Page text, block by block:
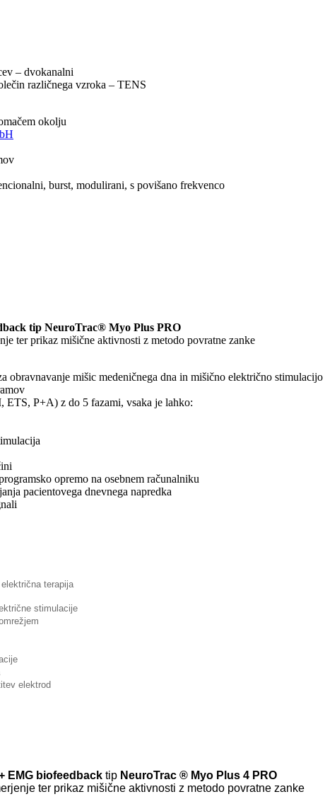
– dvokanalni
različnega vzroka – TENS
okolju
burst, modulirani, s povišano frekvenco
tip NeuroTrac® Myo Plus PRO
ter prikaz mišične aktivnosti z metodo povratne zanke
obravnavanje mišic medeničnega dna in mišično električno stimulacijo
P+A) z do 5 fazami, vsaka je lahko:
opremo na osebnem računalniku
pacientovega dnevnega napredka
terapija
stimulacije
elektrod
EMG biofeedback tip NeuroTrac ® Myo Plus 4 PRO
ter prikaz mišične aktivnosti z metodo povratne zanke